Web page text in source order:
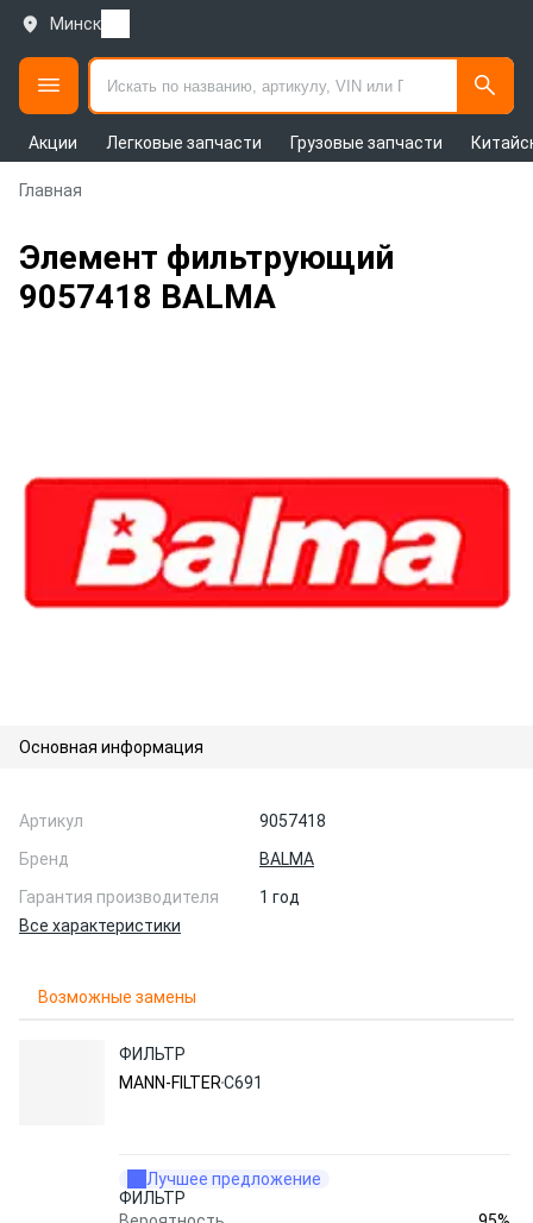
Минск
Акции Легковые запчасти Грузовые запчасти
Главная
Элемент фильтрующий
9057418 BALMA
Основная информация
Артикул
9057418
Бренд
BALMA
Гарантия производителя
1 год
Все характеристики
Возможные замены
ФИЛЬТР
MANN-FILTERC691
Лучшее предложение
ФИЛЬТР